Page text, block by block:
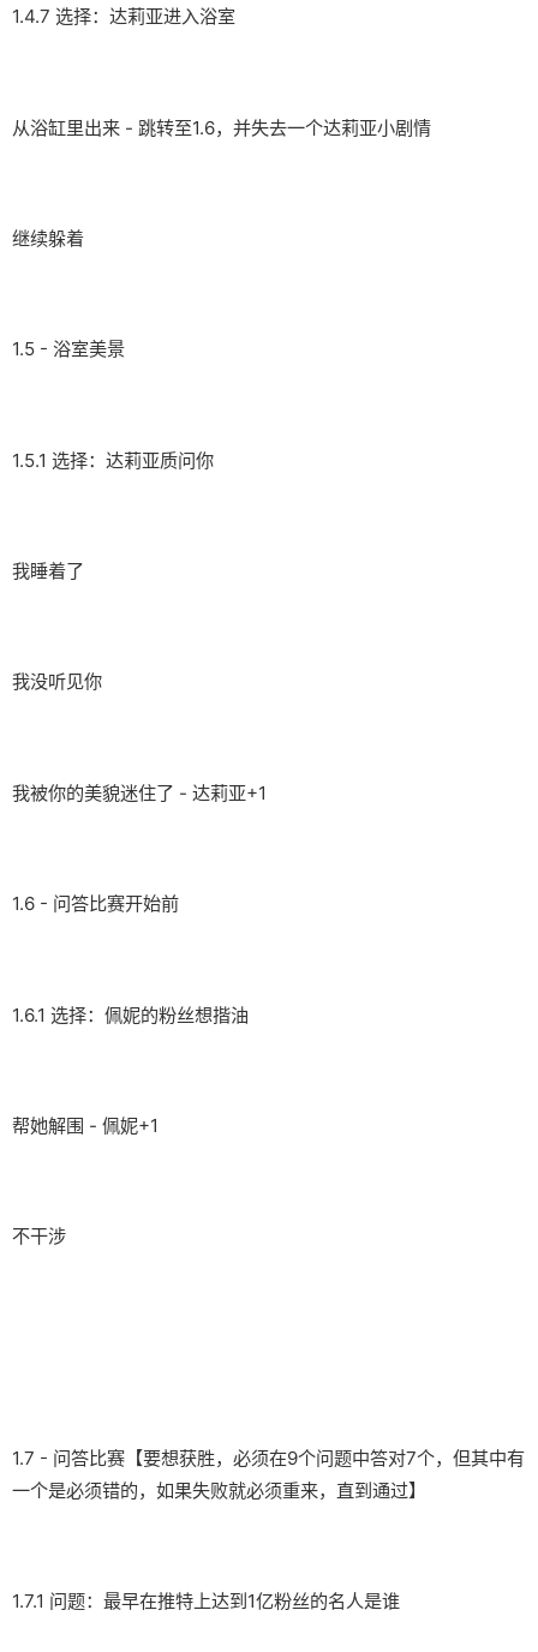
1.4.7 选择：达莉亚进入浴室
从浴缸里出来 - 跳转至1.6，并失去一个达莉亚小剧情
继续躲着
1.5 - 浴室美景
1.5.1 选择：达莉亚质问你
我睡着了
我没听见你
我被你的美貌迷住了 - 达莉亚+1
1.6 - 问答比赛开始前
1.6.1 选择：佩妮的粉丝想揩油
帮她解围 - 佩妮+1
不干涉
1.7 - 问答比赛【要想获胜，必须在9个问题中答对7个，但其中有
一个是必须错的，如果失败就必须重来，直到通过】
1.7.1 问题：最早在推特上达到1亿粉丝的名人是谁